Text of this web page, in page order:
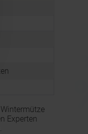
Experten